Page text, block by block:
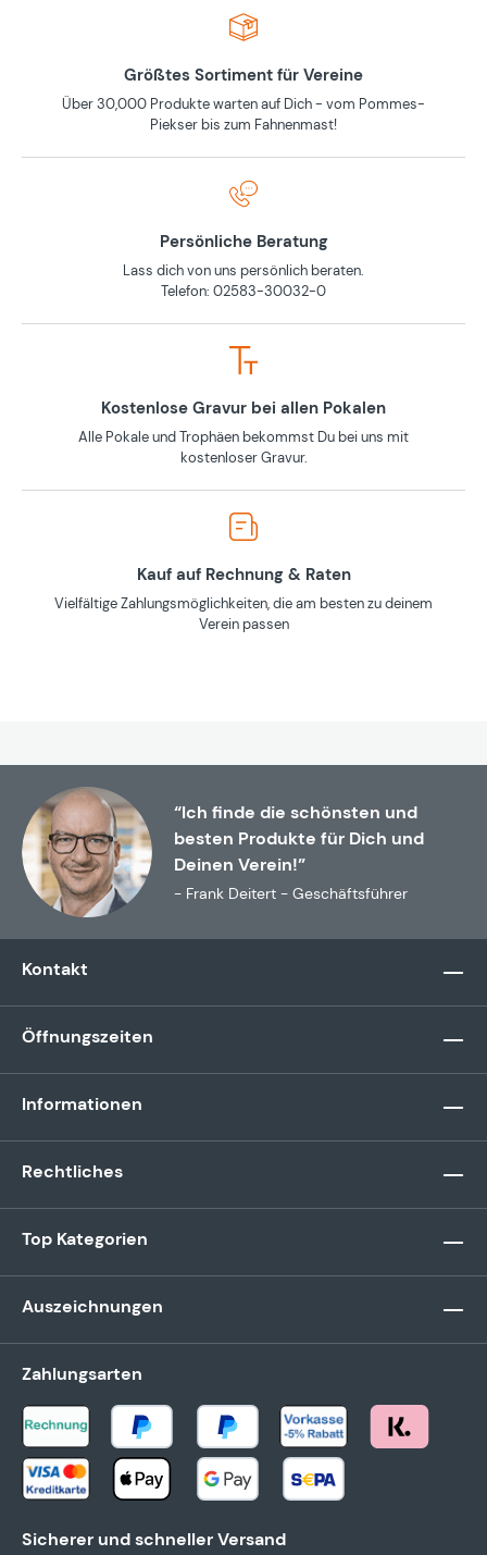
Größtes Sortiment für Vereine
Über 30,000 Produkte warten auf Dich - vom Pommes-
Piekser bis zum Fahnenmast!
Persönliche Beratung
Lass dich von uns persönlich beraten.
Telefon: 02583-30032-0
Kostenlose Gravur bei allen Pokalen
Alle Pokale und Trophäen bekommst Du bei uns mit
kostenloser Gravur.
Kauf auf Rechnung & Raten
Vielfältige Zahlungsmöglichkeiten, die am besten zu deinem
Verein passen
“Ich finde die schönsten und
besten Produkte für Dich und
Deinen Verein!”
- Frank Deitert - Geschäftsführer
Kontakt
Öffnungszeiten
Informationen
Rechtliches
Top Kategorien
Auszeichnungen
Zahlungsarten
Sicherer und schneller Versand